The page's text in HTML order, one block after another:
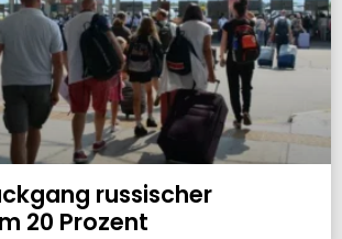
russischer
20 Prozent